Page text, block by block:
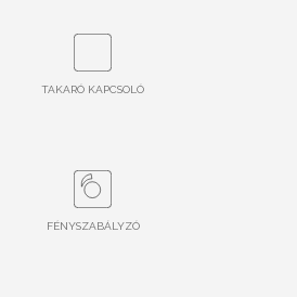
TAKARÓ KAPCSOLÓ
FÉNYSZABÁLYZÓ